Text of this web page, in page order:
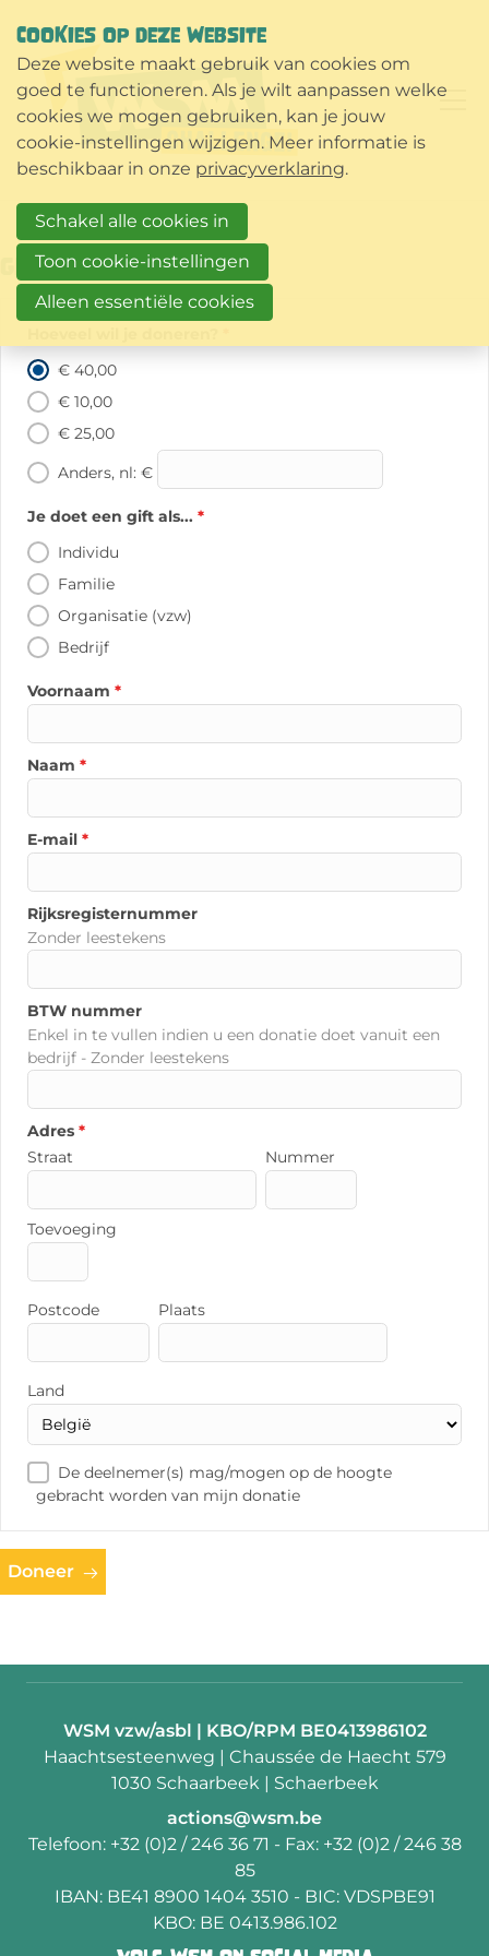
Gift
€ 40,00
€ 10,00
€ 25,00
Anders, nl: €
Je doet een gift als... *
Individu
Familie
Organisatie (vzw)
Bedrijf
Voornaam *
Naam *
E-mail *
Rijksregisternummer
Zonder leestekens
BTW nummer
Enkel in te vullen indien u een donatie doet vanuit een
bedrijf - Zonder leestekens
Adres *
Straat
Nummer
Toevoeging
Postcode Plaats
Land
De deelnemer(s) mag/mogen op de hoogte
gebracht worden van mijn donatie
Doneer
Contactpersoon:
WSM vzw/asbl | KBO/RPM BE0413986102
Adres:
Haachtsesteenweg | Chaussée de Haecht 579
1030 Schaarbeek | Schaerbeek
E-
mail:
actions@wsm.be
Telefoon: +32 (0)2 / 246 36 71 - Fax: +32 (0)2 / 246 38
85
IBAN: BE41 8900 1404 3510 - BIC: VDSPBE91
KBO: BE 0413.986.102
COOKIES OP DEZE WEBSITE
Deze website maakt gebruik van cookies om
goed te functioneren. Als je wilt aanpassen welke
cookies we mogen gebruiken, kan je jouw
cookie-instellingen wijzigen. Meer informatie is
beschikbaar in onze privacyverklaring.
Schakel alle cookies in
Toon cookie-instellingen
Alleen essentiële cookies